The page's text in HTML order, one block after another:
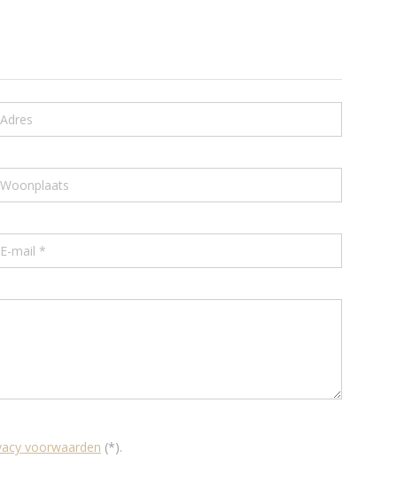
voorwaarden (*).